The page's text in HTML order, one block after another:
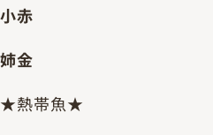
小赤
姉金
★熱帯魚★